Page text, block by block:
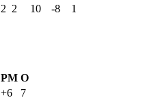
2 2 10 -8
1
РМ О
+6
7